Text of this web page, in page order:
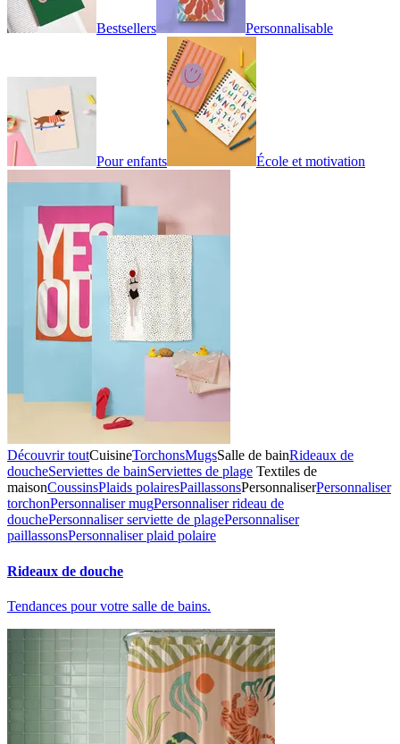
Bestsellers Personnalisable
Pour enfants École et motivation
Découvrir toutCuisineTorchonsMugsSalle de bainRideaux de
doucheServiettes de bainServiettes de plage Textiles de
maisonCoussinsPlaids polairesPaillassonsPersonnaliserPersonnaliser
torchonPersonnaliser mugPersonnaliser rideau de
douchePersonnaliser serviette de plagePersonnaliser
paillassonsPersonnaliser plaid polaire
Rideaux de douche
Tendances pour votre salle de bains.